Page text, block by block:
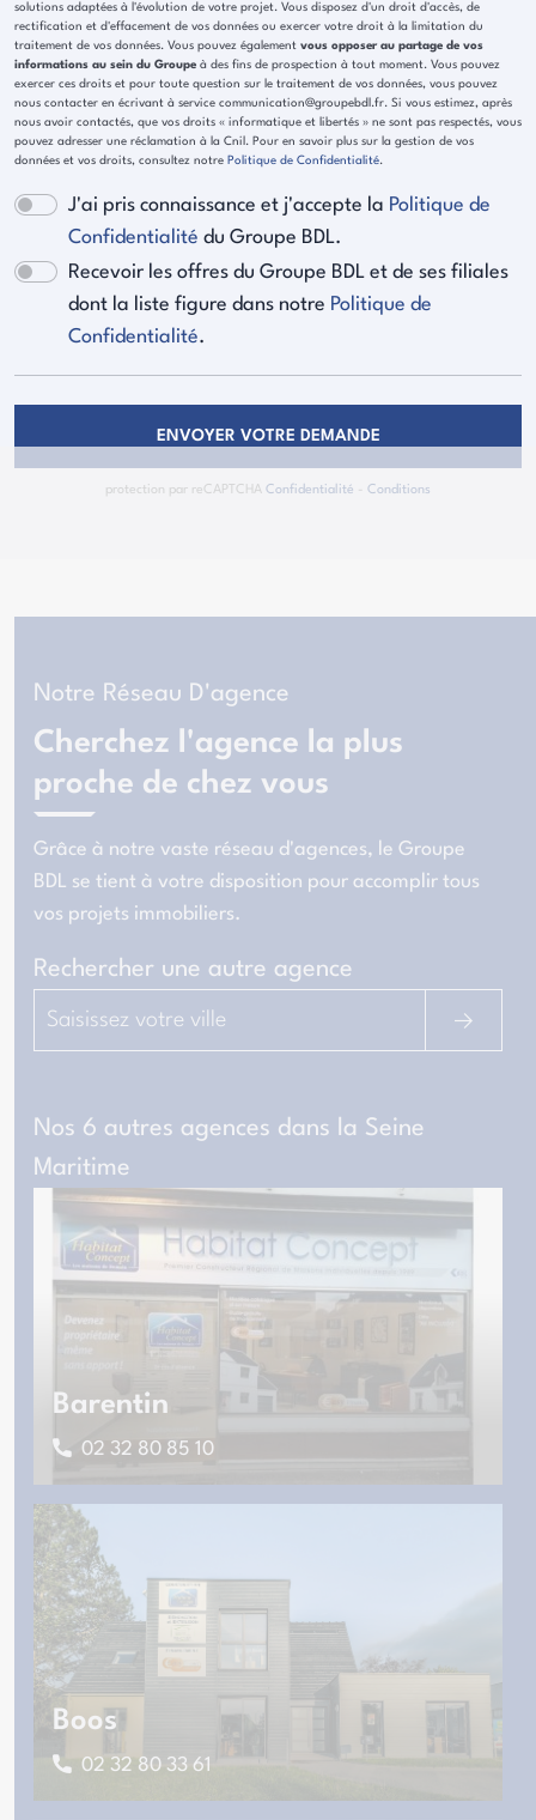
solutions adaptées à l'évolution de votre projet. Vous disposez d'un droit d'accès, de
rectification et d'effacement de vos données ou exercer votre droit à la limitation du
traitement de vos données. Vous pouvez également vous opposer au partage de vos
informations au sein du Groupe à des fins de prospection à tout moment. Vous pouvez
exercer ces droits et pour toute question sur le traitement de vos données, vous pouvez
nous contacter en écrivant à service communication@groupebdl.fr. Si vous estimez, après
nous avoir contactés, que vos droits « informatique et libertés » ne sont pas respectés, vous
pouvez adresser une réclamation à la Cnil. Pour en savoir plus sur la gestion de vos
données et vos droits, consultez notre Politique de Confidentialité.
J'ai pris connaissance et j'accepte la Politique de
Confidentialité du Groupe BDL.
Recevoir les offres du Groupe BDL et de ses filiales
dont la liste figure dans notre Politique de
Confidentialité.
ENVOYER VOTRE DEMANDE
protection par reCAPTCHA Confidentialité Conditions
Notre Réseau D'agence
Cherchez l'agence la plus
proche de chez vous
Grâce à notre vaste réseau d'agences, le Groupe
BDL se tient à votre disposition pour accomplir tous
vos projets immobiliers.
Rechercher une autre agence
Nos 6 autres agences dans la Seine
Maritime
Barentin
02 32 80 85 10
Boos
02 32 80 33 61